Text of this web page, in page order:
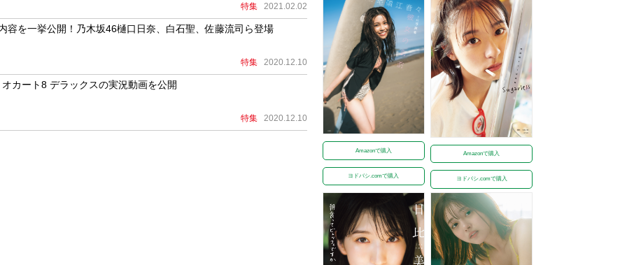
特集 2021.02.02
容を一挙公開！乃木坂46樋口日奈、白石聖、佐藤流司ら登場
特集 2020.12.10
カート8 デラックスの実況動画を公開
特集 2020.12.10
Amazonで購入
ヨドバシ.comで購入
Amazonで購入
ヨドバシ.comで購入